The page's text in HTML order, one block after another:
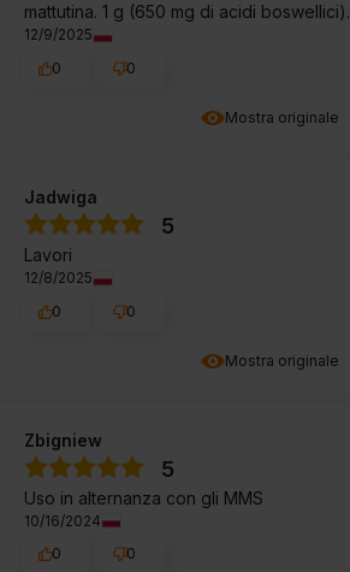
Mostra originale
mattutina. 1 g (650 mg di acidi boswellici).
12/9/2025
0
0
Mostra originale
Jadwiga
5
Lavori
12/8/2025
0
0
Zbigniew
5
Uso in alternanza con gli MMS
10/16/2024
0
0